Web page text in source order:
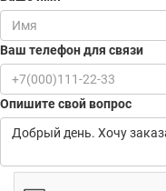
Ваш телефон для связи
Опишите свой вопрос